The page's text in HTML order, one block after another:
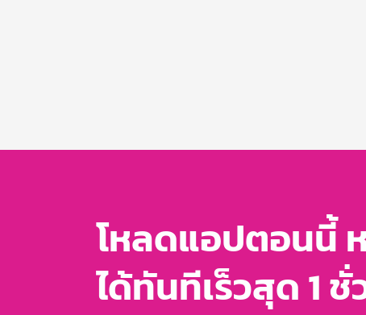
โหลดแอปตอนนี้
ได้ทันทีเร็วสุด 1 ชั่